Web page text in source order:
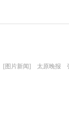
[图片新闻] 太原晚报